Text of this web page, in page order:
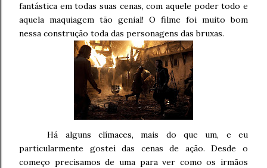
fantástica em todas suas cenas, com aquele poder todo e
aquela maquiagem tão genial! O filme foi muito bom
nessa construção toda das personagens das bruxas.
Há alguns clímaces, mais do que um, e eu
particularmente gostei das cenas de ação. Desde o
começo precisamos de uma para ver como os irmãos